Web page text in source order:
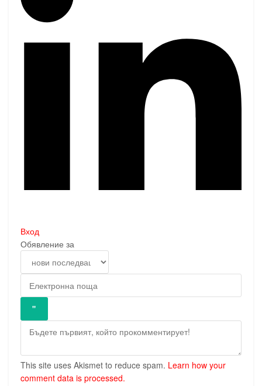
Вход
Обявление за
This site uses Akismet to reduce spam. Learn how your
comment data is processed.